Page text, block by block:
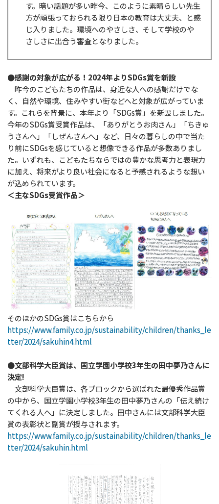
す。暗い話題が多い昨今、このように素晴らしい先生
方が頑張っておられる限り日本の教育は大丈夫、と感
じ入りました。環境へのやさしさ、そして学校のや
さしさに出合う審査となりました。
●感謝の対象が広がる！2024年よりSDGs賞を新設
昨今のこどもたちの作品は、身近な人への感謝だけでな
く、自然や環境、住みやすい街などへと対象が広がっていま
す。これらを背景に、本年より「SDGs賞」を新設しました。
今年のSDGs賞受賞作品は、「ありがとうお肉さん」「ちきゅ
うさんへ」「しぜんさんへ」など、日々の暮らしの中で当た
り前にSDGsを感じていると想像できる作品が多数ありまし
た。いずれも、こどもたちならではの豊かな思考力と表現力
に加え、将来がより良い社会になると予感されるような想い
が込められています。
＜主なSDGs受賞作品＞
そのほかのSDGs賞はこちらから
https://www.family.co.jp/sustainability/children/thanks_le
tter/2024/sakuhin4.html
●文部科学大臣賞は、国立学園小学校3年生の田中夢乃さんに
決定!
文部科学大臣賞は、各ブロックから選ばれた最優秀作品賞
の中から、国立学園小学校3年生の田中夢乃さんの「伝え続け
てくれる人へ」に決定しました。田中さんには文部科学大臣
賞の表彰状と副賞が授与されます。
https://www.family.co.jp/sustainability/children/thanks_le
tter/2024/sakuhin.html